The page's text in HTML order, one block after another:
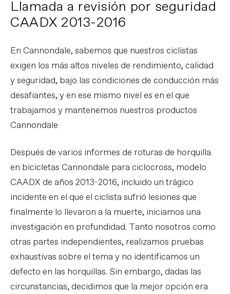
Llamada a revisión por seguridad
CAADX 2013-2016
En Cannondale, sabemos que nuestros ciclistas
exigen los más altos niveles de rendimiento, calidad
y seguridad, bajo las condiciones de conducción más
desafiantes, y en ese mismo nivel es en el que
trabajamos y mantenemos nuestros productos
Cannondale
Después de varios informes de roturas de horquilla
en bicicletas Cannondale para ciclocross, modelo
CAADX de años 2013-2016, incluido un trágico
incidente en el que el ciclista sufrió lesiones que
finalmente lo llevaron a la muerte, iniciamos una
investigación en profundidad. Tanto nosotros como
otras partes independientes, realizamos pruebas
exhaustivas sobre el tema y no identificamos un
defecto en las horquillas. Sin embargo, dadas las
circunstancias, decidimos que la mejor opción era